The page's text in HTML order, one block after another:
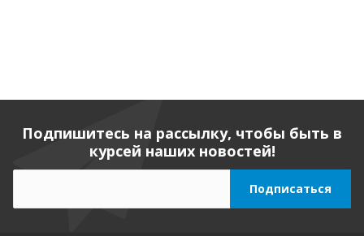
Подпишитесь на рассылку, чтобы быть в
курсей наших новостей!